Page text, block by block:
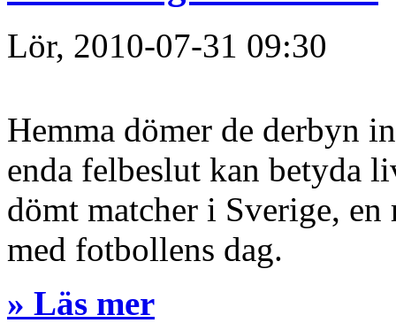
Lör, 2010-07-31 09:30
Hemma dömer de derbyn
enda felbeslut kan betyda
dömt matcher i Sverige, en
med fotbollens dag.
» Läs mer